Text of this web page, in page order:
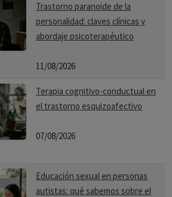
Trastorno paranoide de la
personalidad: claves clínicas y
abordaje psicoterapéutico
11/08/2026
Terapia cognitivo-conductual en
el trastorno esquizoafectivo
07/08/2026
Educación sexual en personas
autistas: qué sabemos sobre el